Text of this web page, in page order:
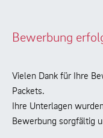
Bewerbung
Vielen Dank für Ihre
Packets.
Ihre Unterlagen
Bewerbung sorgfältig